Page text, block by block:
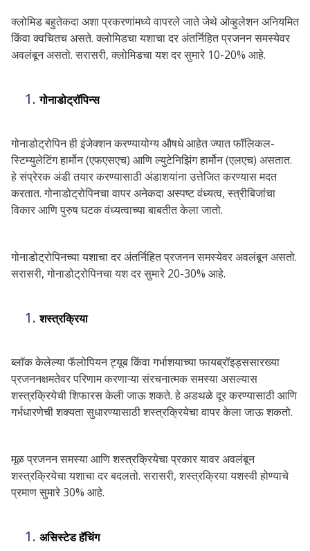
क्लोमिड बहुतेकदा अशा प्रकरणांमध्ये वापरले जाते जेथे ओव्हुलेशन अनियमित
किंवा क्वचितच असते. क्लोमिडचा यशाचा दर अंतर्निहित प्रजनन समस्येवर
अवलंबून असतो. सरासरी, क्लोमिडचा यश दर सुमारे 10-20% आहे.
गोनाडोट्रॉपिन्स
गोनाडोट्रोपिन ही इंजेक्शन करण्यायोग्य औषधे आहेत ज्यात फॉलिकल-
स्टिम्युलेटिंग हार्मोन (एफएसएच) आणि ल्युटेनिझिंग हार्मोन (एलएच) असतात.
हे संप्रेरक अंडी तयार करण्यासाठी अंडाशयांना उत्तेजित करण्यास मदत
करतात. गोनाडोट्रोपिनचा वापर अनेकदा अस्पष्ट वंध्यत्व, स्त्रीबिजांचा
विकार आणि पुरुष घटक वंध्यत्वाच्या बाबतीत केला जातो.
गोनाडोट्रोपिनच्या यशाचा दर अंतर्निहित प्रजनन समस्येवर अवलंबून असतो.
सरासरी, गोनाडोट्रोपिनचा यश दर सुमारे 20-30% आहे.
शस्त्रक्रिया
ब्लॉक केलेल्या फॅलोपियन ट्यूब किंवा गर्भाशयाच्या फायब्रॉइड्ससारख्या
प्रजननक्षमतेवर परिणाम करणाऱ्या संरचनात्मक समस्या असल्यास
शस्त्रक्रियेची शिफारस केली जाऊ शकते. हे अडथळे दूर करण्यासाठी आणि
गर्भधारणेची शक्यता सुधारण्यासाठी शस्त्रक्रियेचा वापर केला जाऊ शकतो.
मूळ प्रजनन समस्या आणि शस्त्रक्रियेचा प्रकार यावर अवलंबून
शस्त्रक्रियेचा यशाचा दर बदलतो. सरासरी, शस्त्रक्रिया यशस्वी होण्याचे
प्रमाण सुमारे 30% आहे.
असिस्टेड हॅचिंग